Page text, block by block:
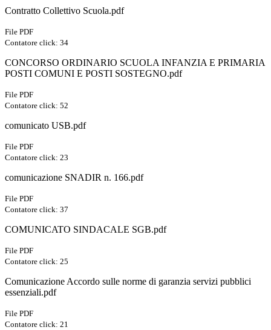
Contratto Collettivo Scuola.pdf
File PDF
Contatore click: 34
CONCORSO ORDINARIO SCUOLA INFANZIA E PRIMARIA
POSTI COMUNI E POSTI SOSTEGNO.pdf
File PDF
Contatore click: 52
comunicato USB.pdf
File PDF
Contatore click: 23
comunicazione SNADIR n. 166.pdf
File PDF
Contatore click: 37
COMUNICATO SINDACALE SGB.pdf
File PDF
Contatore click: 25
Comunicazione Accordo sulle norme di garanzia servizi pubblici
essenziali.pdf
File PDF
Contatore click: 21